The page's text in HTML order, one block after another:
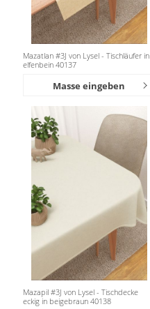
Mazatlan #3J von Lysel - Tischläufer in
elfenbein 40137
Masse eingeben
Mazapil #3J von Lysel - Tischdecke
eckig in beigebraun 40138